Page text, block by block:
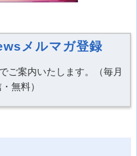
メルマガ登録
ご案内いたします。（毎月
無料）